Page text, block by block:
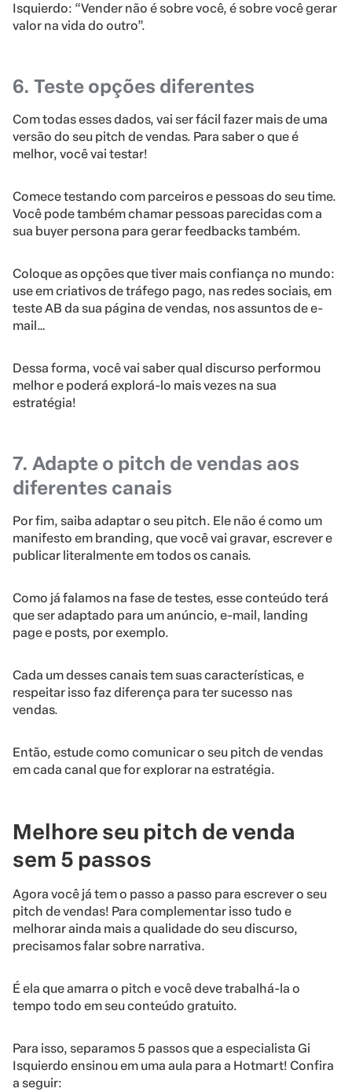
Isquierdo: “Vender não é sobre você, é sobre você gerar
valor na vida do outro”.
6. Teste opções diferentes
Com todas esses dados, vai ser fácil fazer mais de uma
versão do seu pitch de vendas. Para saber o que é
melhor, você vai testar!
Comece testando com parceiros e pessoas do seu time.
Você pode também chamar pessoas parecidas com a
sua buyer persona para gerar feedbacks também.
Coloque as opções que tiver mais confiança no mundo:
use em criativos de tráfego pago, nas redes sociais, em
teste AB da sua página de vendas, nos assuntos de e-
mail…
Dessa forma, você vai saber qual discurso performou
melhor e poderá explorá-lo mais vezes na sua
estratégia!
7. Adapte o pitch de vendas aos
diferentes canais
Por fim, saiba adaptar o seu pitch. Ele não é como um
manifesto em branding, que você vai gravar, escrever e
publicar literalmente em todos os canais.
Como já falamos na fase de testes, esse conteúdo terá
que ser adaptado para um anúncio, e-mail, landing
page e posts, por exemplo.
Cada um desses canais tem suas características, e
respeitar isso faz diferença para ter sucesso nas
vendas.
Então, estude como comunicar o seu pitch de vendas
em cada canal que for explorar na estratégia.
Melhore seu pitch de venda
sem 5 passos
Agora você já tem o passo a passo para escrever o seu
pitch de vendas! Para complementar isso tudo e
melhorar ainda mais a qualidade do seu discurso,
precisamos falar sobre narrativa.
É ela que amarra o pitch e você deve trabalhá-la o
tempo todo em seu conteúdo gratuito.
Para isso, separamos 5 passos que a especialista Gi
Isquierdo ensinou em uma aula para a Hotmart! Confira
a seguir: